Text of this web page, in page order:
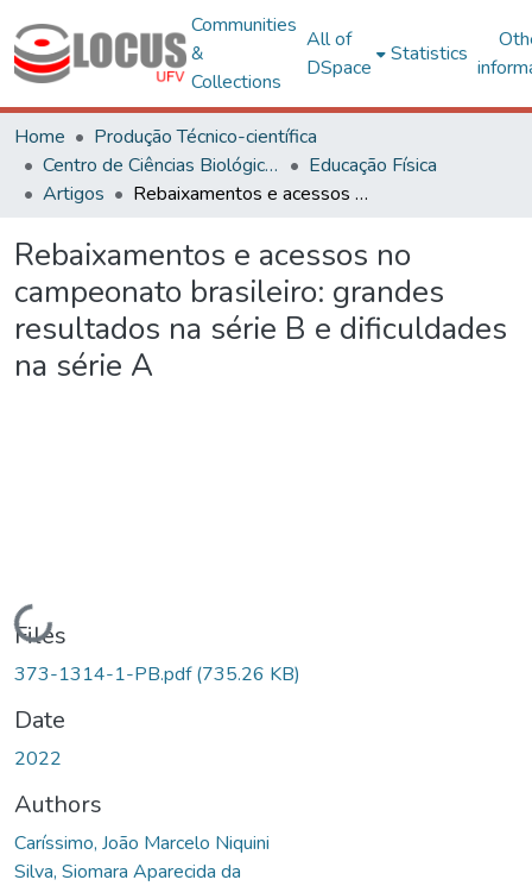
Communities
&
Collections
All of
DSpace
Statistics
Home
Produção Técnico-científica
Centro de Ciências Biológicas e da Saúde
Educação Física
Artigos
Rebaixamentos e acessos no campeonato brasileiro: grandes resultados na série B e dificuldades na série A
Rebaixamentos e acessos no
campeonato brasileiro: grandes
resultados na série B e dificuldades
na série A
Loading...
Files
373-1314-1-PB.pdf(735.26 KB)
Date
2022
Authors
Caríssimo, João Marcelo Niquini
Silva, Siomara Aparecida da